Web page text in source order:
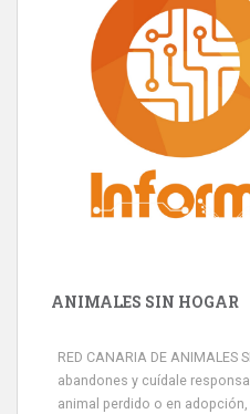
ANIMALES SIN HOGAR
RED CANARIA DE ANIMALES
abandones y cuídale
animal perdido o en